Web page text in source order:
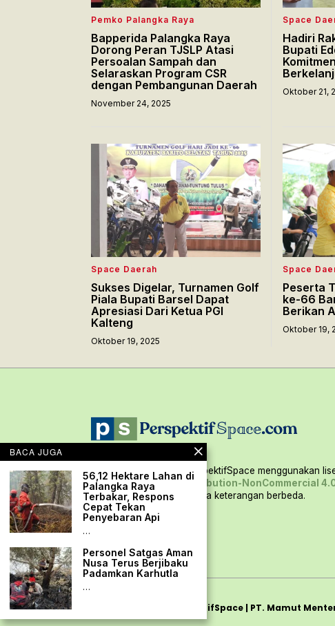
Pemko Palangka Raya
Bapperida Palangka Raya
Dorong Peran TJSLP Atasi
Persoalan Sampah dan
Selaraskan Program CSR
dengan Pembangunan Daerah
November 24, 2025
Space
Hadiri
Bupati
Oktober 21,
Space Daerah
Sukses Digelar, Turnamen Golf
Piala Bupati Barsel Dapat
Apresiasi Dari Ketua PGI
Kalteng
Oktober 19, 2025
Space
Peserta
ke-66
Berikan
Oktober 19,
Seluruh konten situs PerspektifSpace menggunakan
Creative Commons Attribution-NonCommercial
International,kecuali ada keterangan berbeda.
PerspektifSpace | PT. Mamut
BACA JUGA
56,12 Hektare Lahan di
Palangka Raya
Terbakar, Respons
Cepat Tekan
Penyebaran Api
…
Personel Satgas Aman
Nusa Terus Berjibaku
Padamkan Karhutla
…